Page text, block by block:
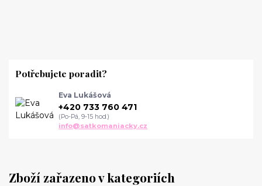
Zboží zařazeno v kategoriích
Potřebujete poradit?
Eva Lukášová
+420 733 760 471
(Po-Pá, 9-15 hod.)
info@satkomaniacky.cz